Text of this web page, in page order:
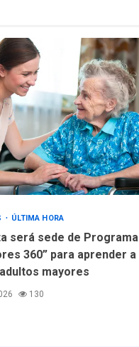
ÚLTIMA HORA
será sede de Programa
360” para aprender a
mayores
130